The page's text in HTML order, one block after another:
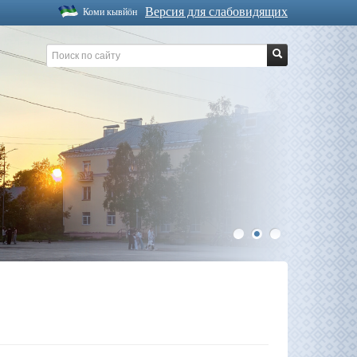
Версия для слабовидящих
Коми кывйöн
1 2 3